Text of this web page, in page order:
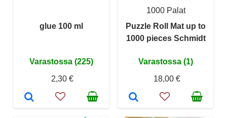
glue 100 ml
Varastossa (225)
2,30 €
1000 Palat
Puzzle Roll Mat up to
1000 pieces Schmidt
Varastossa (1)
18,00 €